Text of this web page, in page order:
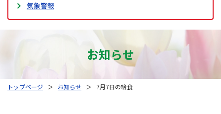
気象警報
お知らせ
トップページ ＞ お知らせ ＞ 7月7日の給食